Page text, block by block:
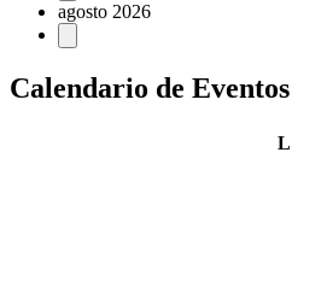
agosto 2026
Calendario de Eventos
Llunes